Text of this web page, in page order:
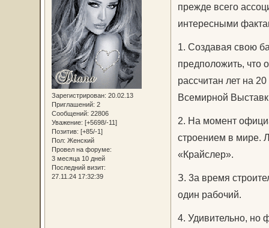
Зарегистрирован: 20.02.13
Приглашений: 2
Сообщений: 22806
Уважение: [+5698/-11]
Позитив: [+85/-1]
Пол: Женский
Провел на форуме:
3 месяца 10 дней
Последний визит:
27.11.24 17:32:39
прежде всего
интересными
1. Создавая свою
предположить, что
рассчитан лет на
Всемирной
2. На момент
строением в мире.
«Крайслер».
З. 3а время
один рабочий.
4. Удивительно, но